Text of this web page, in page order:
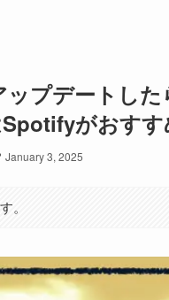
プデートし
がおすす
January 3, 2025
。